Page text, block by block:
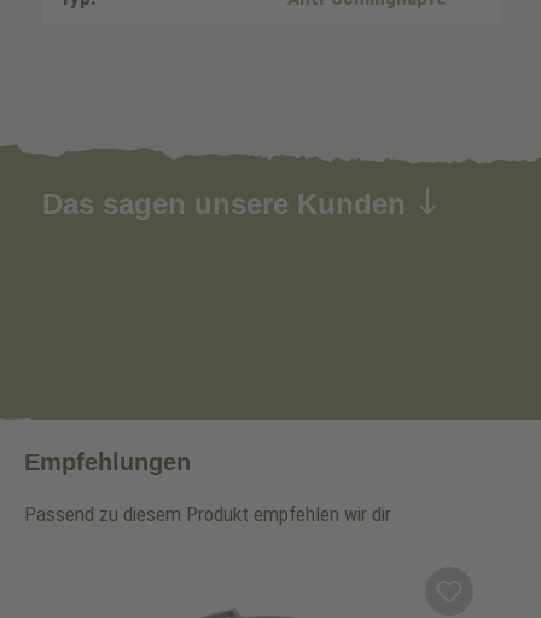
Das sagen unsere Kunden
Empfehlungen
Passend zu diesem Produkt empfehlen wir dir